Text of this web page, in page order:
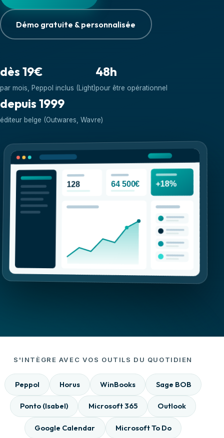
Démo gratuite & personnalisée
dès 19€
par mois, Peppol inclus (Light)
48h
pour être opérationnel
depuis 1999
éditeur belge (Outwares, Wavre)
128 64 500€ +18%
S'INTÈGRE AVEC VOS OUTILS DU QUOTIDIEN
Peppol Horus WinBooks Sage BOB
Ponto (Isabel) Microsoft 365 Outlook
Google Calendar Microsoft To Do